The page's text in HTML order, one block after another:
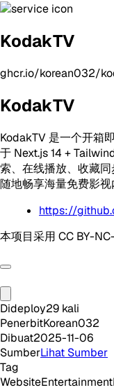
KodakTV
ghcr.io/korean032/
KodakTV
KodakTV 是一个开箱
于 Next.js 14 +
索、在线播放、收藏
随地畅享海量免费影视
https://
本项目采用 CC BY-
Dideploy29 kali
PenerbitKorean032
Dibuat2025-11-06
SumberLihat Sumber
Tag
WebsiteEntertainment